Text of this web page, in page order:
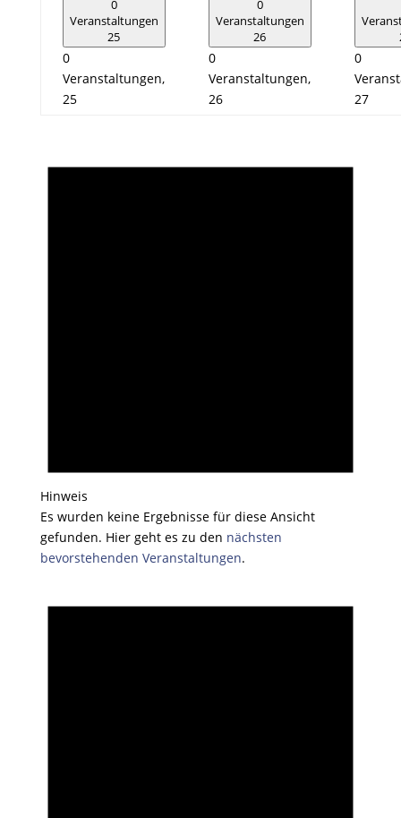
0
Veranstaltungen
25
0
Veranstaltungen,
25
0
Veranstaltungen
26
0
Veranstaltungen,
26
0
27
Hinweis
Es wurden keine Ergebnisse für diese Ansicht
gefunden. Hier geht es zu den nächsten
bevorstehenden Veranstaltungen.